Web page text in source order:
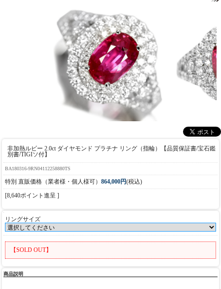
非加熱ルビー 2.0ct ダイヤモンド プラチナ リング（指輪）【品質保証書/宝石鑑
別書/TIGIソ付】
BA180316-9RN04112258880TS
特別 直販価格（業者様・個人様可） 864,000円(税込)
[8,640ポイント進呈 ]
リングサイズ
【SOLD OUT】
商品説明